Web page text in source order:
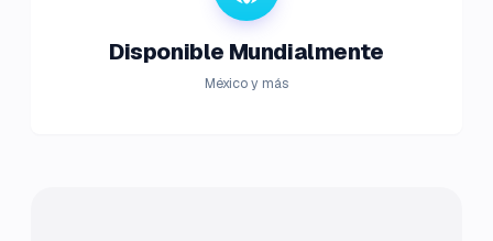
Disponible Mundialmente
México y más